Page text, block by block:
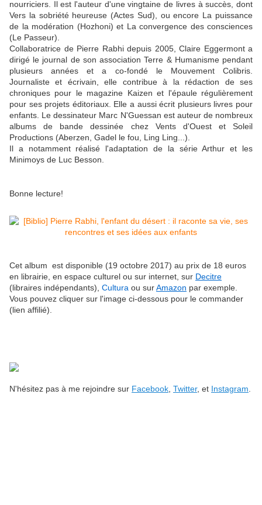
nourriciers. Il est l'auteur d'une vingtaine de livres à succès, dont
Vers la sobriété heureuse (Actes Sud), ou encore La puissance
de la modération (Hozhoni) et La convergence des consciences
(Le Passeur).
Collaboratrice de Pierre Rabhi depuis 2005, Claire Eggermont a
dirigé le journal de son association Terre & Humanisme pendant
plusieurs années et a co-fondé le Mouvement Colibris.
Journaliste et écrivain, elle contribue à la rédaction de ses
chroniques pour le magazine Kaizen et l'épaule régulièrement
pour ses projets éditoriaux. Elle a aussi écrit plusieurs livres pour
enfants. Le dessinateur Marc N'Guessan est auteur de nombreux
albums de bande dessinée chez Vents d'Ouest et Soleil
Productions (Aberzen, Gadel le fou, Ling Ling...).
Il a notamment réalisé l'adaptation de la série Arthur et les
Minimoys de Luc Besson.
Bonne lecture!
Cet album est disponible (19 octobre 2017) au prix de 18 euros
en librairie, en espace culturel ou sur internet, sur Decitre
(libraires indépendants), Cultura ou surAmazon par exemple.
Vous pouvez cliquer sur l'image ci-dessous pour le commander
(lien affilié).
N'hésitez pas à me rejoindre sur Facebook Twitter, et Instagram